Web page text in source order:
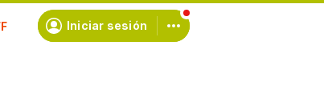
Iniciar sesión